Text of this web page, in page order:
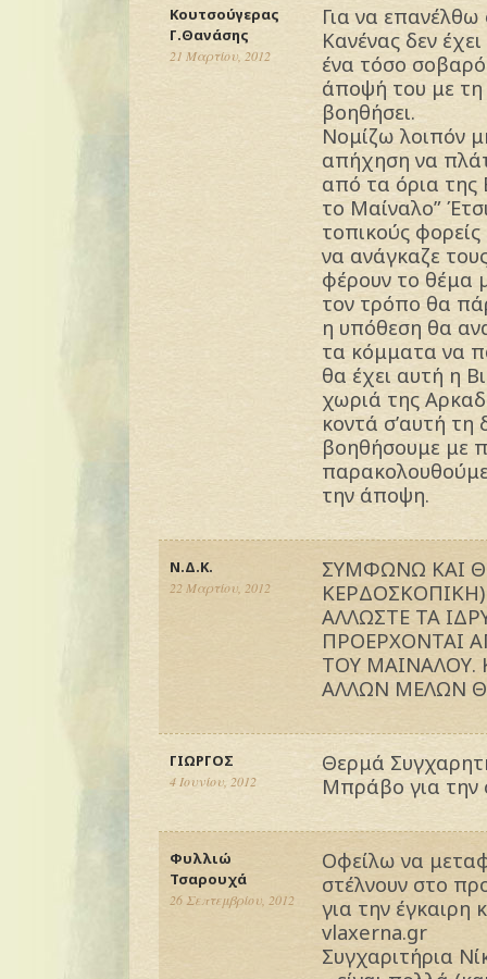
Κουτσούγερας
Γ.Θανάσης
21 Μαρτίου, 2012
Για να
Κανένας δεν
ένα τόσο
άποψή του με τη
βοηθήσει.
Νομίζω λοιπόν
απήχηση να
από τα όρια της
το Μαίναλο”
τοπικούς
να ανάγκαζε
φέρουν το θέμα
τον τρόπο θα
η υπόθεση θα
τα κόμματα να
θα έχει αυτή η
χωριά της
κοντά σ’αυτή τη
βοηθήσουμε με
την άποψη.
Ν.Δ.Κ.
22 Μαρτίου, 2012
ΣΥΜΦΩΝΩ ΚΑΙ
ΑΛΛΩΣΤΕ ΤΑ
ΠΡΟΕΡΧΟΝΤΑΙ
ΤΟΥ ΜΑΙΝΑΛΟΥ.
ΑΛΛΩΝ ΜΕΛΩΝ
ΓΙΩΡΓΟΣ
4 Ιουνίου, 2012
Θερμά
Μπράβο για την
Φυλλιώ
Τσαρουχά
26 Σεπτεμβρίου, 2012
Οφείλω να
στέλνουν στο
για την έγκαιρη
vlaxerna.gr
Συγχαριτήρια